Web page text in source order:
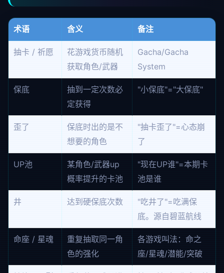
术语 含义 备注
抽卡 / 祈愿
花游戏货币随机
获取角色/武器
Gacha/Gacha
System
保底
抽到一定次数必
定获得
"小保底"="大保底"
歪了
保底时出的是不
想要的角色
"抽卡歪了"=心态崩
了
UP池
某角色/武器up
概率提升的卡池
"现在UP谁"=本期卡
池是谁
井 达到硬保底次数
"吃井了"=吃满保
底。源自碧蓝航线
命座 / 星魂
重复抽取同一角
色的强化
各游戏叫法：命之
座/星魂/潜能/突破